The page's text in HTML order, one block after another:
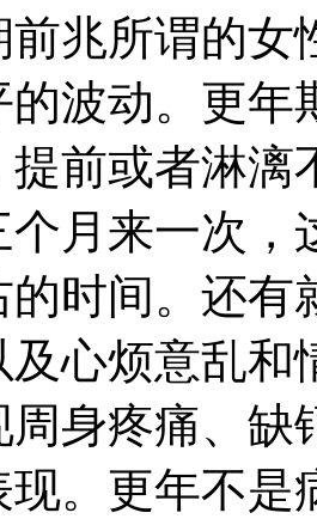
兆所谓的女
波动。更年
提前或者淋
月来一次，
的时间。还有
及心烦意乱和
周身疼痛、
现。更年不是